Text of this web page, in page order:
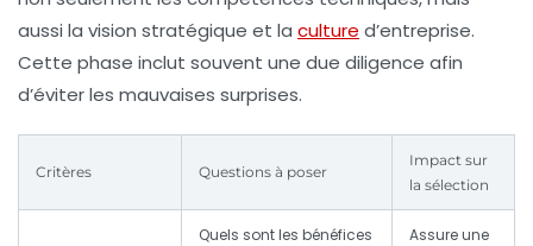
aussi la vision stratégique et la culture d’entreprise.
Cette phase inclut souvent une due diligence afin
d’éviter les mauvaises surprises.
Critères Questions à poser
Impact sur
la sélection
Quels sont les bénéfices
Assure une